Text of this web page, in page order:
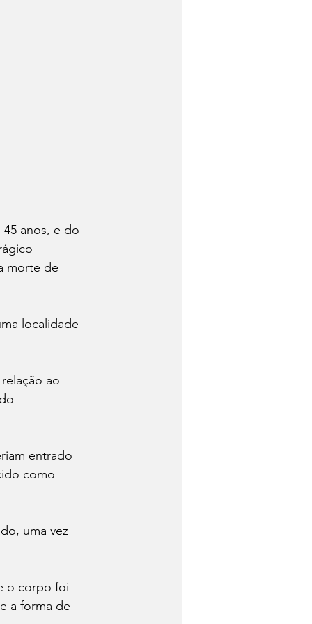
anos, e do
morte de
localidade
ao
entrado
como
uma vez
o corpo foi
a forma de